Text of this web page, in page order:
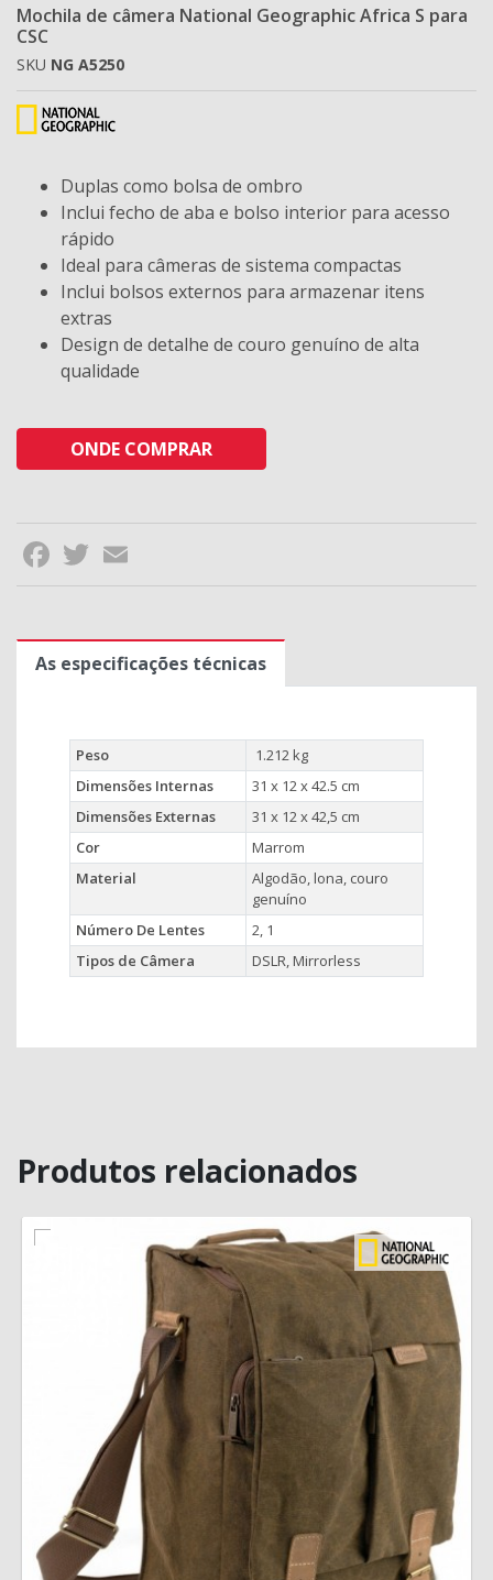
Mochila de câmera National Geographic Africa S para
CSC
SKU NG A5250
Duplas como bolsa de ombro
Inclui fecho de aba e bolso interior para acesso
rápido
Ideal para câmeras de sistema compactas
Inclui bolsos externos para armazenar itens
extras
Design de detalhe de couro genuíno de alta
qualidade
ONDE COMPRAR
Facebook
Twitter
As especificações técnicas
Peso
1.212 kg
Dimensões Internas
31 x 12 x 42.5 cm
Dimensões Externas
31 x 12 x 42,5 cm
Cor
Marrom
Material
Algodão, lona, ​​couro
genuíno
Número De Lentes
2, 1
Tipos de Câmera
DSLR, Mirrorless
Produtos relacionados
MAIS INFORMAÇÃO
VISÃO RÁPIDA